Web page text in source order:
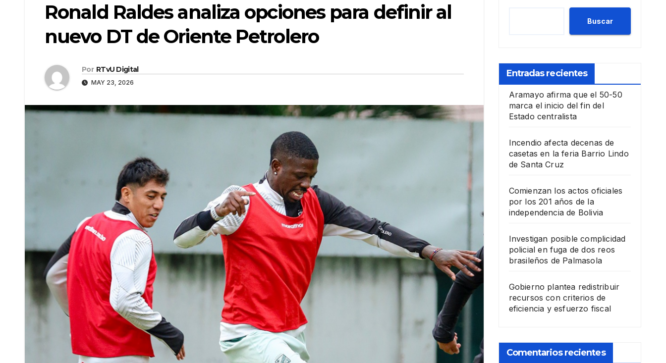
Ronald Raldes analiza opciones para definir al
nuevo DT de Oriente Petrolero
Por RTvU Digital
MAY 23, 2026
Buscar
Entradas recientes
Aramayo afirma que el 50-50
marca el inicio del fin del
Estado centralista
Incendio afecta decenas de
casetas en la feria Barrio Lindo
de Santa Cruz
Comienzan los actos oficiales
por los 201 años de la
independencia de Bolivia
Investigan posible complicidad
policial en fuga de dos reos
brasileños de Palmasola
Gobierno plantea redistribuir
recursos con criterios de
eficiencia y esfuerzo fiscal
Comentarios recientes